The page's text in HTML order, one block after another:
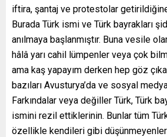
iftira, şantaj ve protestolar
Burada Türk ismi ve Türk bayrakları
anılmaya başlanmıştır. Buna vesile
hâlâ yarı cahil lümpenler veya çok
ama kaş yapayım derken hep göz
bazıları Avusturya’da ve sosyal
Farkındalar veya değiller Türk, Türk
ismini rezil ettiklerinin. Bunlar tüm
özellikle kendileri gibi